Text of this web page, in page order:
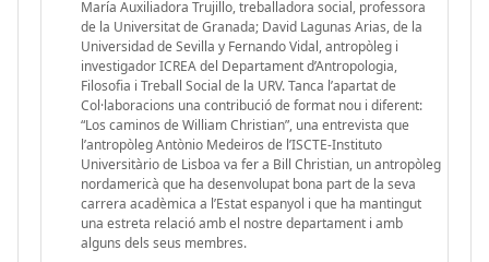
María Auxiliadora Trujillo, treballadora social, professora
de la Universitat de Granada; David Lagunas Arias, de la
Universidad de Sevilla y Fernando Vidal, antropòleg i
investigador ICREA del Departament d’Antropologia,
Filosofia i Treball Social de la URV. Tanca l’apartat de
Col·laboracions una contribució de format nou i diferent:
“Los caminos de William Christian”, una entrevista que
l’antropòleg Antònio Medeiros de l’ISCTE-Instituto
Universitàrio de Lisboa va fer a Bill Christian, un antropòleg
nordamericà que ha desenvolupat bona part de la seva
carrera acadèmica a l’Estat espanyol i que ha mantingut
una estreta relació amb el nostre departament i amb
alguns dels seus membres.